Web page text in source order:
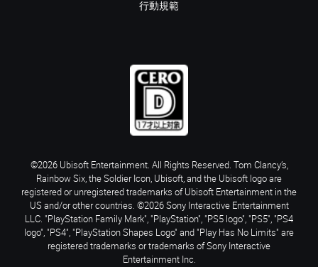
行動規範
©2026 Ubisoft Entertainment. All Rights Reserved. Tom Clancy’s,
Rainbow Six, the Soldier Icon, Ubisoft, and the Ubisoft logo are
registered or unregistered trademarks of Ubisoft Entertainment in the
US and/or other countries. ©2026 Sony Interactive Entertainment
LLC. "PlayStation Family Mark", "PlayStation", "PS5 logo", "PS5", "PS4
logo", "PS4", "PlayStation Shapes Logo" and "Play Has No Limits" are
registered trademarks or trademarks of Sony Interactive
Entertainment Inc.